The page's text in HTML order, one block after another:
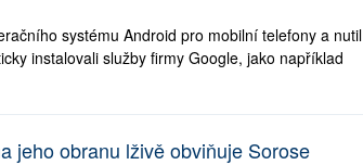
systému Android pro mobilní telefony a nutil
instalovali služby firmy Google, jako například
jeho obranu lživě obviňuje Sorose